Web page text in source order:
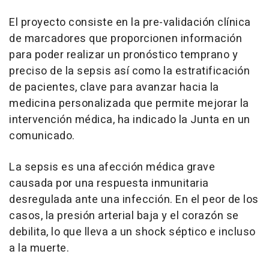
El proyecto consiste en la pre-validación clínica
de marcadores que proporcionen información
para poder realizar un pronóstico temprano y
preciso de la sepsis así como la estratificación
de pacientes, clave para avanzar hacia la
medicina personalizada que permite mejorar la
intervención médica, ha indicado la Junta en un
comunicado.
La sepsis es una afección médica grave
causada por una respuesta inmunitaria
desregulada ante una infección. En el peor de los
casos, la presión arterial baja y el corazón se
debilita, lo que lleva a un shock séptico e incluso
a la muerte.